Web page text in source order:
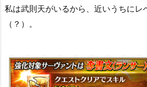
私は武則天がいるから、近いうちにレ
（？）。